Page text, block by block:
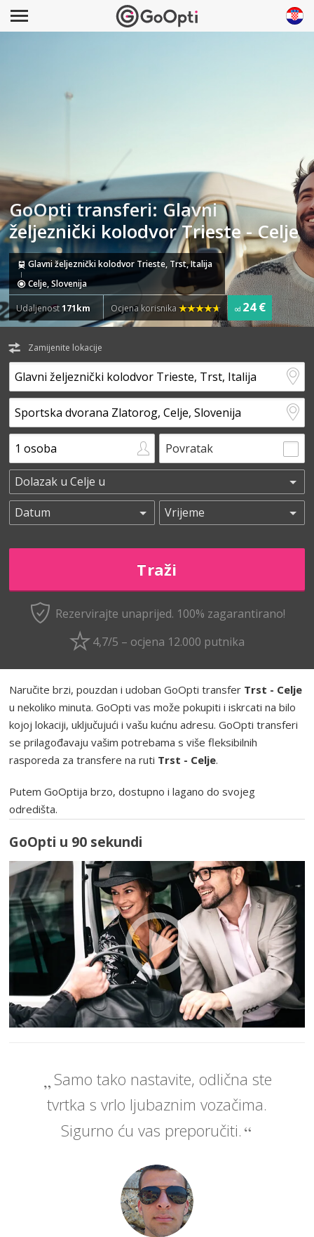
GoOpti transferi: Glavni
željeznički kolodvor Trieste - Celje
Glavni željeznički kolodvor Trieste, Trst, Italija
Celje, Slovenija
Udaljenost171km Ocjena korisnika od 24 €
Zamijenite lokacije
Povratak
Rezervirajte unaprijed. 100% zagarantirano!
4,7/5 – ocjena 12.000 putnika
Naručite brzi, pouzdan i udoban GoOpti transfer Trst - Celje
u nekoliko minuta. GoOpti vas može pokupiti i iskrcati na bilo
kojoj lokaciji, uključujući i vašu kućnu adresu. GoOpti transferi
se prilagođavaju vašim potrebama s više fleksibilnih
rasporeda za transfere na ruti Trst - Celje.
Putem GoOptija brzo, dostupno i lagano do svojeg
odredišta.
GoOpti u 90 sekundi
Samo tako nastavite, odlična ste
tvrtka s vrlo ljubaznim vozačima.
Sigurno ću vas preporučiti.